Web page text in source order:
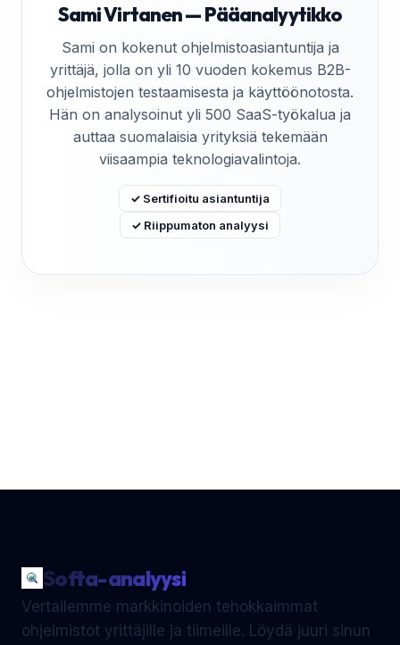
Sami Virtanen — Pääanalyytikko
Sami on kokenut ohjelmistoasiantuntija ja
yrittäjä, jolla on yli 10 vuoden kokemus B2B-
ohjelmistojen testaamisesta ja käyttöönotosta.
Hän on analysoinut yli 500 SaaS-työkalua ja
auttaa suomalaisia yrityksiä tekemään
viisaampia teknologiavalintoja.
✓ Sertifioitu asiantuntija
✓ Riippumaton analyysi
Softa-analyysi
Vertailemme markkinoiden tehokkaimmat
ohjelmistot yrittäjille ja tiimeille. Löydä juuri sinun